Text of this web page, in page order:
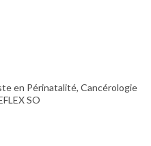
en Périnatalité, Cancérologie
SO